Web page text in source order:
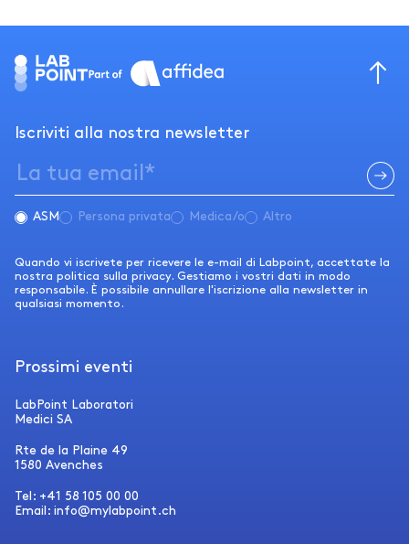
LabPoint Laboratori
Medici SA
Rte de la Plaine 49
1580 Avenches
Tel: +41 58 105 00 00
Email: info@mylabpoint.ch
Iscriviti alla nostra newsletter
ASM Persona privata Medica/o Altro
Quando vi iscrivete per ricevere le e-mail di Labpoint, accettate la
nostra politica sulla privacy. Gestiamo i vostri dati in modo
responsabile. È possibile annullare l'iscrizione alla newsletter in
qualsiasi momento.
Prossimi eventi